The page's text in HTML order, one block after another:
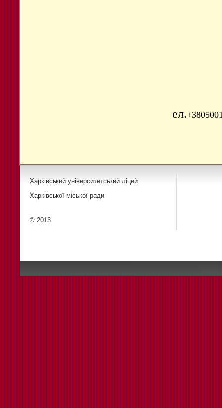
ел.
Харківський університетський ліцей
Харківської міської ради
© 2013